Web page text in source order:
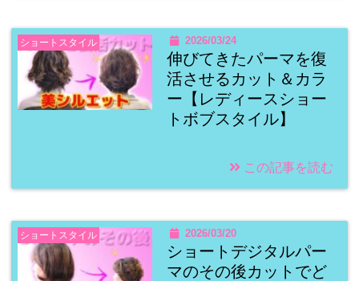
ショートスタイル 2026/03/24
伸びてきたパーマを復
活させるカット＆カラ
ー【レディースショー
トボブスタイル】
この記事を読む
ショートスタイル 2026/03/20
ショートデジタルパー
マのその後カットでど